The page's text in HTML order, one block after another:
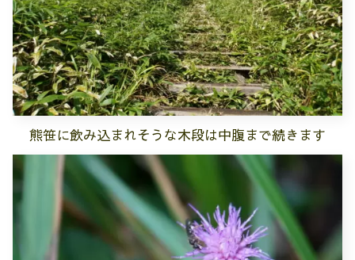
熊笹に飲み込まれそうな木段は中腹まで続きます